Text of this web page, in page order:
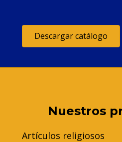
Descargar catálogo
Nuestros
Artículos religiosos